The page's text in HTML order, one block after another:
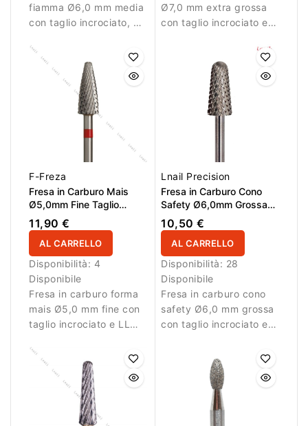
fiamma Ø6,0 mm media
con taglio incrociato, AL
per rifinitura e riduzione
controllata del
materiale.
Ø7,0 mm extra grossa
con taglio incrociato e
rimozione aggressiva
del materiale.
F-Freza
Fresa in Carburo Mais
Ø5,0mm Fine Taglio
Incrociato LL 13,0mm
11,90 €
AL CARRELLO
Disponibilità: 4
Disponibile
Fresa in carburo forma
mais Ø5,0 mm fine con
taglio incrociato e LL
lavori di rifinitura.
Lnail Precision
Fresa in Carburo Cono
Safety Ø6,0mm Grossa
Taglio Incrociato LL
12,7mm
10,50 €
AL CARRELLO
Disponibilità: 28
Disponibile
Fresa in carburo cono
safety Ø6,0 mm grossa
con taglio incrociato e
arrotondata consente
lavorazioni più sicure e
controllate vicino alla